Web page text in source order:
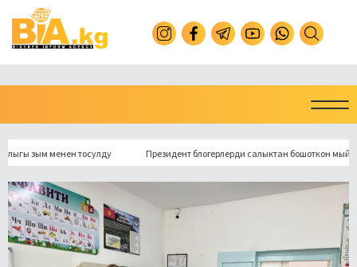
менен тосулду Президент блогерлерди салыктан бошоткон мыйзамга